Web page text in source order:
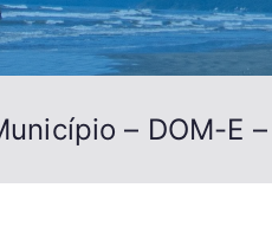
– DOM-E